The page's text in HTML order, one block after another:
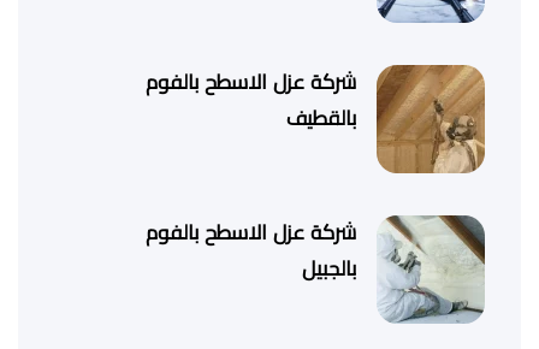
شركة عزل الاسطح بالفوم
بالقطيف
شركة عزل الاسطح بالفوم
بالجبيل